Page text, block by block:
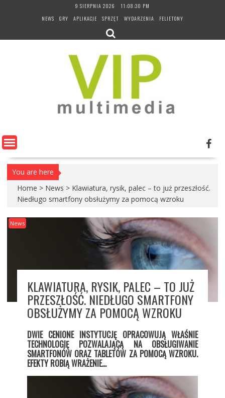
9 SIERPNIA 2026
11:08:30 PM
NEWS
GRY APLIKACJE SPRZĘT WYDARZENIA FELIETONY
You are here
Home > News > Klawiatura, rysik, palec – to już przeszłość.
Niedługo smartfony obsłużymy za pomocą wzroku
News
KLAWIATURA, RYSIK, PALEC – TO JUŻ
PRZESZŁOŚĆ. NIEDŁUGO SMARTFONY
OBSŁUŻYMY ZA POMOCĄ WZROKU
DWIE CENIONE INSTYTUCJĘ OPRACOWUJĄ WŁAŚNIE
TECHNOLOGIĘ POZWALAJĄCĄ NA OBSŁUGIWANIE
SMARTFONÓW ORAZ TABLETÓW ZA POMOCĄ WZROKU.
EFEKTY ROBIĄ WRAŻENIE…